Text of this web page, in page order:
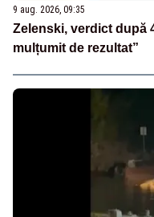
9 aug. 2026, 09:35
Zelenski, verdict după
mulțumit de rezultat”